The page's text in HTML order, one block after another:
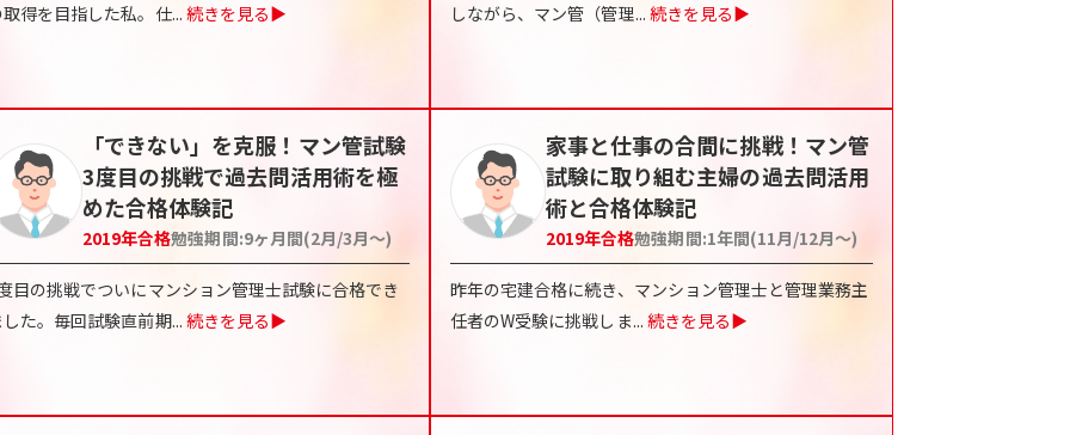
得を目指した私。仕... 続きを見る▶
しながら、マン管（管理... 続きを見る▶
「できない」を克服！マン管試験
3度目の挑戦で過去問活用術を極
めた合格体験記
2019年合格勉強期間:9ヶ月間(2月/3月〜)
目の挑戦でついにマンション管理士試験に合格でき
た。毎回試験直前期... 続きを見る▶
家事と仕事の合間に挑戦！マン管
試験に取り組む主婦の過去問活用
術と合格体験記
2019年合格勉強期間:1年間(11月/12月〜)
昨年の宅建合格に続き、マンション管理士と管理業務主
任者のW受験に挑戦しま... 続きを見る▶